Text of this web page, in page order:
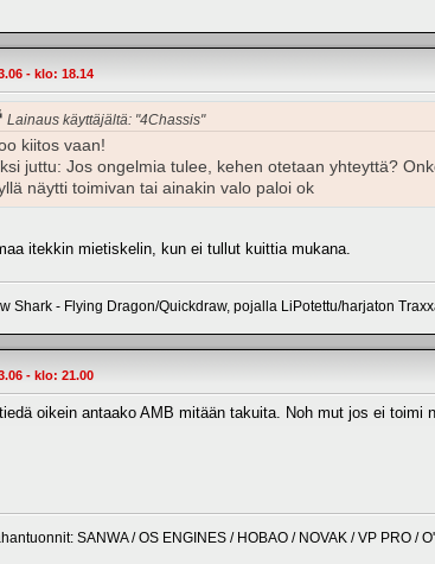
- klo: 18.14
Lainaus käyttäjältä: "4Chassis"
kiitos vaan!
juttu: Jos ongelmia tulee, kehen otetaan yhteyttä?
näytti toimivan tai ainakin valo paloi ok
itekkin mietiskelin, kun ei tullut kuittia mukana.
Shark - Flying Dragon/Quickdraw, pojalla LiPotettu/harjaton
- klo: 21.00
oikein antaako AMB mitään takuita. Noh mut jos ei toimi
SANWA / OS ENGINES / HOBAO / NOVAK / VP PRO /